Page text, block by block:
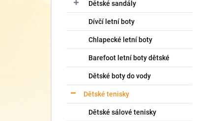
Dětské sandály
Dívčí letní boty
Chlapecké letní boty
Barefoot letní boty dětské
Dětské boty do vody
Dětské tenisky
Dětské sálové tenisky